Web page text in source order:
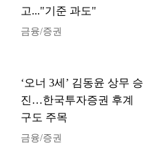
고..."기준 과도"
금융/증권
‘오너 3세’ 김동윤 상무 승
진…한국투자증권 후계
구도 주목
금융/증권